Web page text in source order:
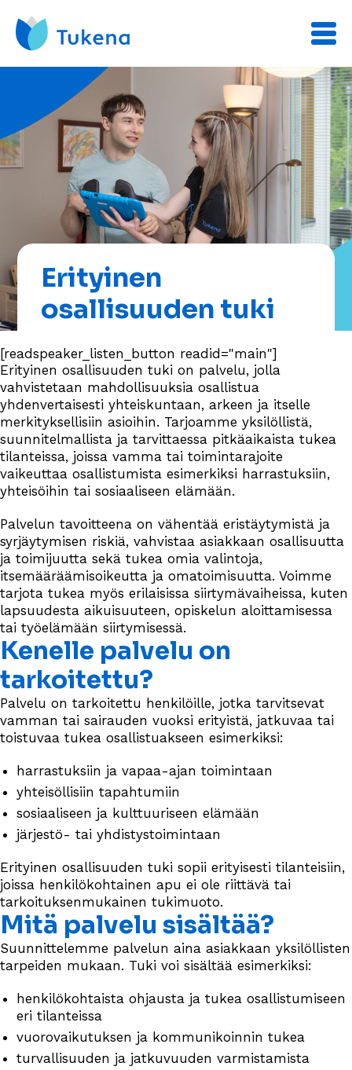
Erityinen
osallisuuden tuki
[readspeaker_listen_button readid="main"]
Erityinen osallisuuden tuki on palvelu, jolla
vahvistetaan mahdollisuuksia osallistua
yhdenvertaisesti yhteiskuntaan, arkeen ja itselle
merkityksellisiin asioihin. Tarjoamme yksilöllistä,
suunnitelmallista ja tarvittaessa pitkäaikaista tukea
tilanteissa, joissa vamma tai toimintarajoite
vaikeuttaa osallistumista esimerkiksi harrastuksiin,
yhteisöihin tai sosiaaliseen elämään.
Palvelun tavoitteena on vähentää eristäytymistä ja
syrjäytymisen riskiä, vahvistaa asiakkaan osallisuutta
ja toimijuutta sekä tukea omia valintoja,
itsemääräämisoikeutta ja omatoimisuutta. Voimme
tarjota tukea myös erilaisissa siirtymävaiheissa, kuten
lapsuudesta aikuisuuteen, opiskelun aloittamisessa
tai työelämään siirtymisessä.
Kenelle palvelu on
tarkoitettu?
Palvelu on tarkoitettu henkilöille, jotka tarvitsevat
vamman tai sairauden vuoksi erityistä, jatkuvaa tai
toistuvaa tukea osallistuakseen esimerkiksi:
harrastuksiin ja vapaa-ajan toimintaan
yhteisöllisiin tapahtumiin
sosiaaliseen ja kulttuuriseen elämään
järjestö- tai yhdistystoimintaan
Erityinen osallisuuden tuki sopii erityisesti tilanteisiin,
joissa henkilökohtainen apu ei ole riittävä tai
tarkoituksenmukainen tukimuoto.
Mitä palvelu sisältää?
Suunnittelemme palvelun aina asiakkaan yksilöllisten
tarpeiden mukaan. Tuki voi sisältää esimerkiksi:
henkilökohtaista ohjausta ja tukea osallistumiseen
eri tilanteissa
vuorovaikutuksen ja kommunikoinnin tukea
turvallisuuden ja jatkuvuuden varmistamista